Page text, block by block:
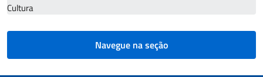
Cultura
Navegue na seção